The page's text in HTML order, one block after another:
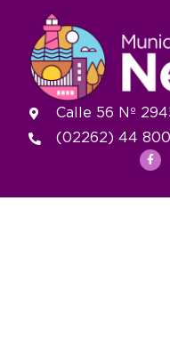
Calle 56 Nº
(02262) 44